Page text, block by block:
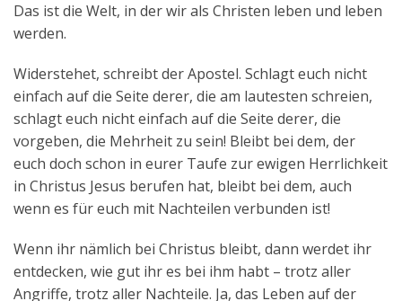
Das ist die Welt, in der wir als Christen leben und leben
werden.
Widerstehet, schreibt der Apostel. Schlagt euch nicht
einfach auf die Seite derer, die am lautesten schreien,
schlagt euch nicht einfach auf die Seite derer, die
vorgeben, die Mehrheit zu sein! Bleibt bei dem, der
euch doch schon in eurer Taufe zur ewigen Herrlichkeit
in Christus Jesus berufen hat, bleibt bei dem, auch
wenn es für euch mit Nachteilen verbunden ist!
Wenn ihr nämlich bei Christus bleibt, dann werdet ihr
entdecken, wie gut ihr es bei ihm habt – trotz aller
Angriffe, trotz aller Nachteile. Ja, das Leben auf der